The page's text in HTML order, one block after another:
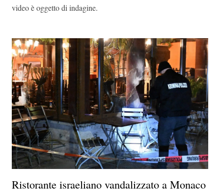
video è oggetto di indagine.
Ristorante israeliano vandalizzato a Monaco